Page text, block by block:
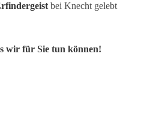
bei Knecht gelebt
wir für Sie tun können!